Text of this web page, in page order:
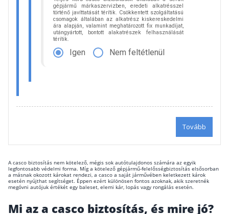
A casco biztosítás nem kötelező, mégis sok autótulajdonos számára az egyik
legfontosabb védelmi forma. Míg a kötelező gépjármű-felelősségbiztosítás elsősorban
a másnak okozott károkat rendezi, a casco a saját járművében keletkezett károk
esetén nyújthat segítséget. Éppen ezért különösen fontos azoknak, akik szeretnék
megóvni autójuk értékét egy baleset, elemi kár, lopás vagy rongálás esetén.
Mi az a casco biztosítás, és mire jó?